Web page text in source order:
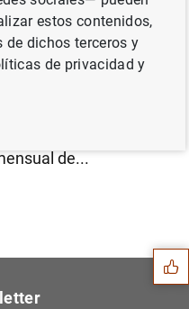
de...
Siguiente
los datos ba...
Sugerencias
estos contenidos,
de dichos terceros y
de privacidad y